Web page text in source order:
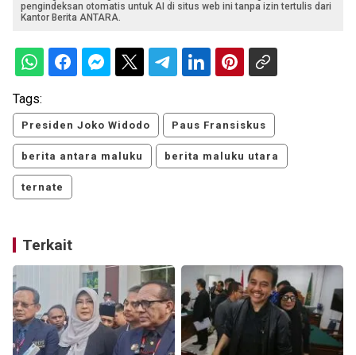
pengindeksan otomatis untuk AI di situs web ini tanpa izin tertulis dari
Kantor Berita ANTARA.
Tags:
Presiden Joko Widodo Paus Fransiskus
berita antara maluku berita maluku utara
ternate
Terkait